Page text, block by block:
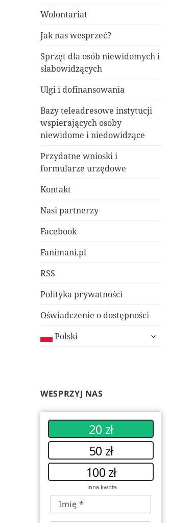
Wolontariat
Jak nas wesprzeć?
Sprzęt dla osób niewidomych i
słabowidzących
Ulgi i dofinansowania
Bazy teleadresowe instytucji
wspierających osoby
niewidome i niedowidzące
Przydatne wnioski i
formularze urzędowe
Kontakt
Nasi partnerzy
Facebook
Fanimani.pl
RSS
Polityka prywatności
Oświadczenie o dostępności
Polski
rozwiń
WESPRZYJ NAS
20 zł
50 zł
100 zł
inna kwota